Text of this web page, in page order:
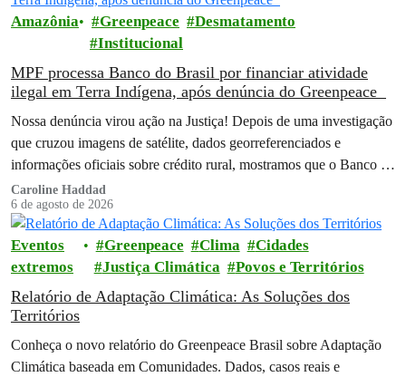
Amazônia Greenpeace
Desmatamento
Institucional
MPF processa Banco do Brasil por financiar atividade
ilegal em Terra Indígena, após denúncia do Greenpeace
Nossa denúncia virou ação na Justiça! Depois de uma investigação
que cruzou imagens de satélite, dados georreferenciados e
informações oficiais sobre crédito rural, mostramos que o Banco do
Brasil financiou…
Caroline Haddad
6 de agosto de 2026
Eventos
extremos
Greenpeace Clima
Cidades
Justiça Climática
Povos e Territórios
Relatório de Adaptação Climática: As Soluções dos
Territórios
Conheça o novo relatório do Greenpeace Brasil sobre Adaptação
Climática baseada em Comunidades. Dados, casos reais e